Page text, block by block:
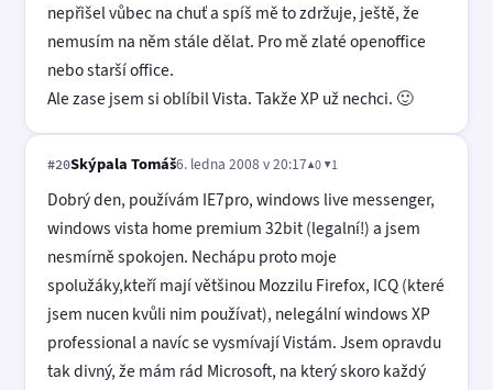
nepřišel vůbec na chuť a spíš mě to zdržuje, ještě, že
nemusím na něm stále dělat. Pro mě zlaté openoffice
nebo starší office.
Ale zase jsem si oblíbil Vista. Takže XP už nechci. 🙂
#20Skýpala Tomáš6. ledna 2008 v 20:17▲0 ▼1
Dobrý den, používám IE7pro, windows live messenger,
windows vista home premium 32bit (legalní!) a jsem
nesmírně spokojen. Nechápu proto moje
spolužáky,kteří mají většinou Mozzilu Firefox, ICQ (které
jsem nucen kvůli nim používat), nelegální windows XP
professional a navíc se vysmívají Vistám. Jsem opravdu
tak divný, že mám rád Microsoft, na který skoro každý